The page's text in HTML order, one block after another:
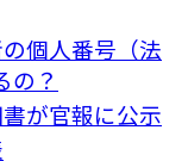
個人番号（法
の？
が官報に公示